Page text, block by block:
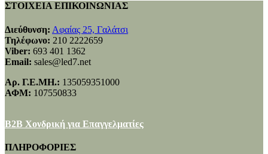
ΣΤΟΙΧΕΙΑ ΕΠΙΚΟΙΝΩΝΙΑΣ
Διεύθυνση: Αφαίας 25, Γαλάτσι
Τηλέφωνο: 210 2222659
Viber: 693 401 1362
Email: sales@led7.net
Αρ. Γ.Ε.ΜΗ.: 135059351000
ΑΦΜ: 107550833
B2B Χονδρική για Επαγγελματίες
ΠΛΗΡΟΦΟΡΙΕΣ